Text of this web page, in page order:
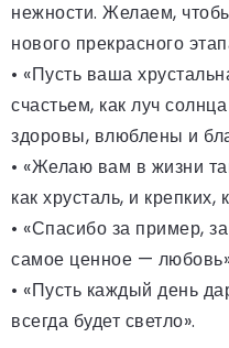
нежности. Желаем,
нового прекрасного
• «Пусть ваша
счастьем, как луч
здоровы, влюблены и
• «Желаю вам в жизни
как хрусталь, и крепких,
• «Спасибо за пример,
самое ценное —
• «Пусть каждый день
всегда будет светло».